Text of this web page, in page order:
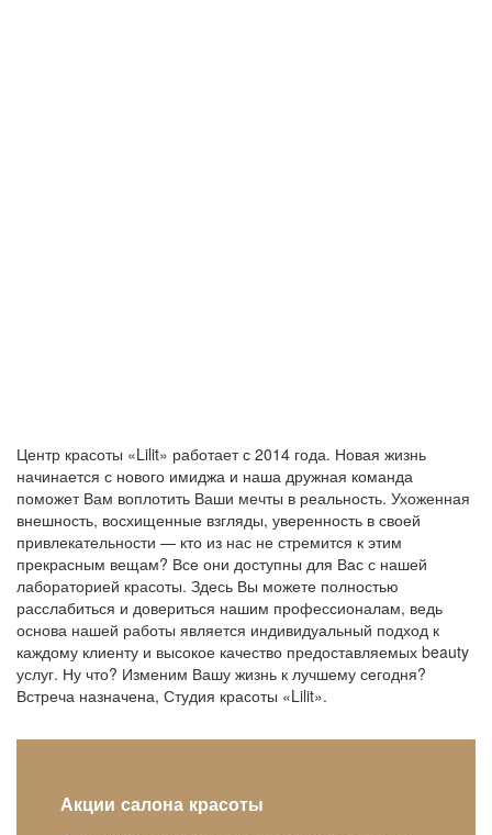
Центр красоты «Lilit» работает с 2014 года. Новая жизнь
начинается с нового имиджа и наша дружная команда
поможет Вам воплотить Ваши мечты в реальность. Ухоженная
внешность, восхищенные взгляды, уверенность в своей
привлекательности — кто из нас не стремится к этим
прекрасным вещам? Все они доступны для Вас с нашей
лабораторией красоты. Здесь Вы можете полностью
расслабиться и довериться нашим профессионалам, ведь
основа нашей работы является индивидуальный подход к
каждому клиенту и высокое качество предоставляемых beauty
услуг. Ну что? Изменим Вашу жизнь к лучшему сегодня?
Встреча назначена, Студия красоты «Lilit».
Акции салона красоты